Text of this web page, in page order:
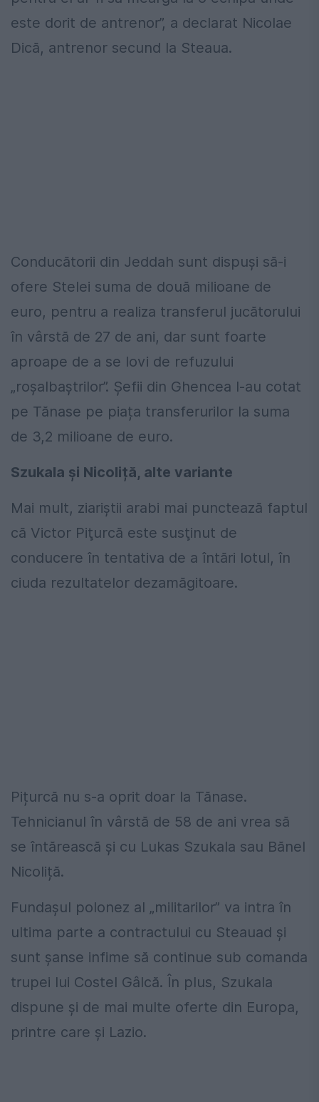
este dorit de antrenor”, a declarat Nicolae
Dică, antrenor secund la Steaua.
Conducătorii din Jeddah sunt dispuși să-i
ofere Stelei suma de două milioane de
euro, pentru a realiza transferul jucătorului
în vârstă de 27 de ani, dar sunt foarte
aproape de a se lovi de refuzului
„roșalbaștrilor”. Șefii din Ghencea l-au cotat
pe Tănase pe piața transferurilor la suma
de 3,2 milioane de euro.
Szukala și Nicoliță, alte variante
Mai mult, ziariştii arabi mai punctează faptul
că Victor Piţurcă este susţinut de
conducere în tentativa de a întări lotul, în
ciuda rezultatelor dezamăgitoare.
Pițurcă nu s-a oprit doar la Tănase.
Tehnicianul în vârstă de 58 de ani vrea să
se întărească și cu Lukas Szukala sau Bănel
Nicoliță.
Fundașul polonez al „militarilor” va intra în
ultima parte a contractului cu Steauad și
sunt șanse infime să continue sub comanda
trupei lui Costel Gâlcă. În plus, Szukala
dispune și de mai multe oferte din Europa,
printre care și Lazio.